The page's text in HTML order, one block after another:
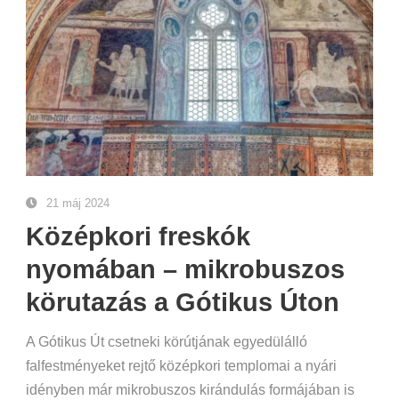
21 máj 2024
Középkori freskók
nyomában – mikrobuszos
körutazás a Gótikus Úton
A Gótikus Út csetneki körútjának egyedülálló
falfestményeket rejtő középkori templomai a nyári
idényben már mikrobuszos kirándulás formájában is